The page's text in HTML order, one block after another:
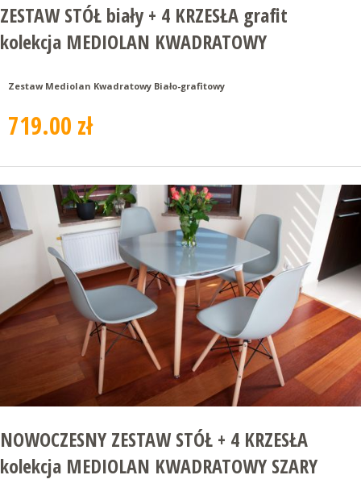
ZESTAW STÓŁ biały + 4 KRZESŁA grafit
kolekcja MEDIOLAN KWADRATOWY
Zestaw Mediolan Kwadratowy Biało-grafitowy
719.00 zł
NOWOCZESNY ZESTAW STÓŁ + 4 KRZESŁA
kolekcja MEDIOLAN KWADRATOWY SZARY